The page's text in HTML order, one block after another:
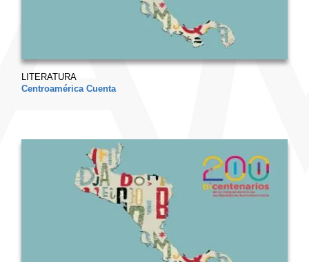
LITERATURA
Centroamérica Cuenta